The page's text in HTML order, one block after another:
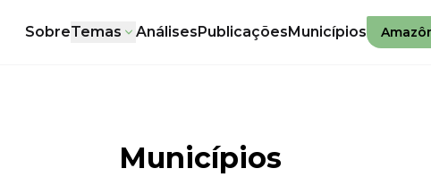
SobreTemas AnálisesPublicaçõesMunicípios
Municípios